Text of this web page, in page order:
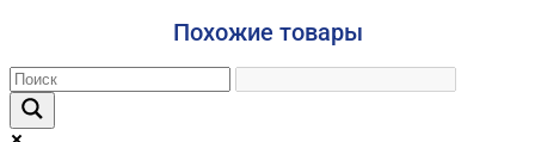
Похожие товары